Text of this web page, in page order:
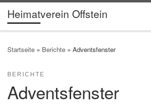
Zum Inhalt springen
Heimatverein Offstein
Startseite » Berichte » Adventsfenster
BERICHTE
Adventsfenster